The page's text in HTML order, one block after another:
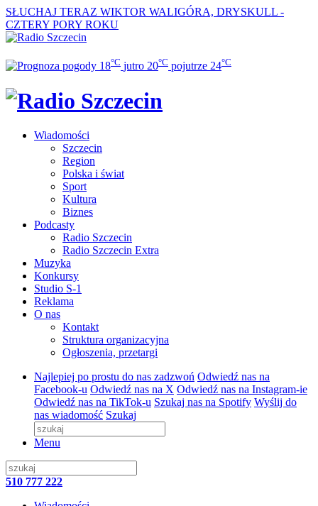
SŁUCHAJ TERAZ WIKTOR WALIGÓRA, DRYSKULL -
CZTERY PORY ROKU
18°C jutro 20°C pojutrze 24°C
Wiadomości
Szczecin
Region
Polska i świat
Sport
Kultura
Biznes
Podcasty
Radio Szczecin
Radio Szczecin Extra
Muzyka
Konkursy
Studio S-1
Reklama
O nas
Kontakt
Struktura organizacyjna
Ogłoszenia, przetargi
Najlepiej po prostu do nas zadzwoń Odwiedź nas na
Facebook-u Odwiedź nas na X Odwiedź nas na Instagram-ie
Odwiedź nas na TikTok-u Szukaj nas na Spotify Wyślij do
nas wiadomość Szukaj
Menu
510 777 222